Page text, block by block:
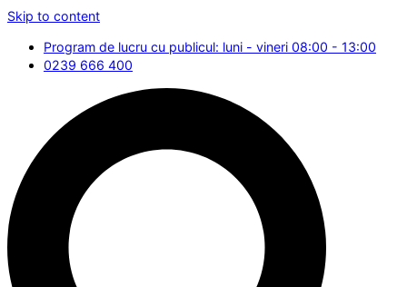
Skip to content
Program de lucru cu publicul: luni - vineri 08:00 - 13:00
0239 666 400